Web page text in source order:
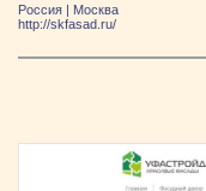
Россия | Москва
http://skfasad.ru/